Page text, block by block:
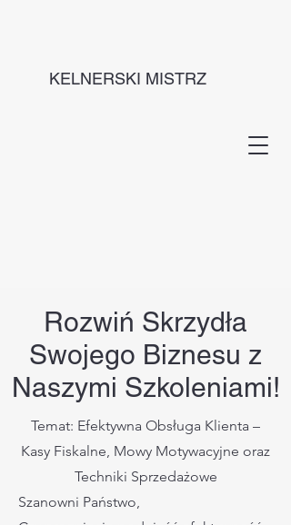
KELNERSKI MISTRZ
Rozwiń Skrzydła
Swojego Biznesu z
Naszymi Szkoleniami!
Temat: Efektywna Obsługa Klienta –
Kasy Fiskalne, Mowy Motywacyjne oraz
Techniki Sprzedażowe
Szanowni Państwo,